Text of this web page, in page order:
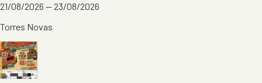
21/08/2026 — 23/08/2026
Torres Novas